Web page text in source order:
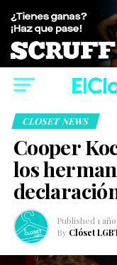
CLOSET NEWS
Cooper
los
Published 1
By Clóset